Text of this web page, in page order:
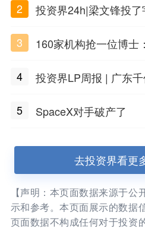
2
投资界24h|梁文锋投
3
160家机构抢一位博士
4
投资界LP周报 | 广东
5 SpaceX对手破产了
去投资界看更
【声明：本页面数据来源于
示和参考。本页面展示的数据
页面数据不构成任何对于投资